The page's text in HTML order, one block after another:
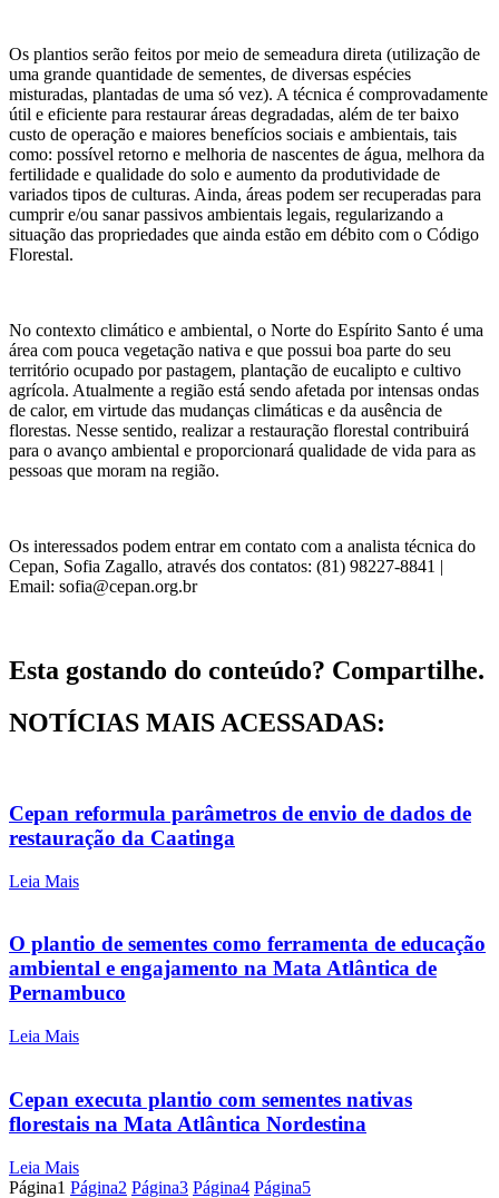
Os plantios serão feitos por meio de semeadura direta (utilização de
uma grande quantidade de sementes, de diversas espécies
misturadas, plantadas de uma só vez). A técnica é comprovadamente
útil e eficiente para restaurar áreas degradadas, além de ter baixo
custo de operação e maiores benefícios sociais e ambientais, tais
como: possível retorno e melhoria de nascentes de água, melhora da
fertilidade e qualidade do solo e aumento da produtividade de
variados tipos de culturas. Ainda, áreas podem ser recuperadas para
cumprir e/ou sanar passivos ambientais legais, regularizando a
situação das propriedades que ainda estão em débito com o Código
Florestal.
No contexto climático e ambiental, o Norte do Espírito Santo é uma
área com pouca vegetação nativa e que possui boa parte do seu
território ocupado por pastagem, plantação de eucalipto e cultivo
agrícola. Atualmente a região está sendo afetada por intensas ondas
de calor, em virtude das mudanças climáticas e da ausência de
florestas. Nesse sentido, realizar a restauração florestal contribuirá
para o avanço ambiental e proporcionará qualidade de vida para as
pessoas que moram na região.
Os interessados podem entrar em contato com a analista técnica do
Cepan, Sofia Zagallo, através dos contatos: (81) 98227-8841 |
Email: sofia@cepan.org.br
Esta gostando do conteúdo? Compartilhe.
NOTÍCIAS MAIS ACESSADAS:
Cepan reformula parâmetros de envio de dados de
restauração da Caatinga
Leia Mais
O plantio de sementes como ferramenta de educação
ambiental e engajamento na Mata Atlântica de
Pernambuco
Leia Mais
Cepan executa plantio com sementes nativas
florestais na Mata Atlântica Nordestina
Leia Mais
Página1 Página2 Página3 Página4 Página5